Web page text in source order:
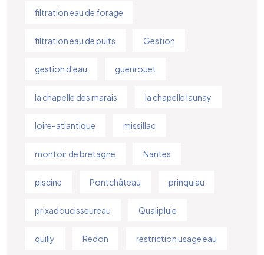
filtration eau de forage
filtration eau de puits Gestion
gestion d'eau guenrouet
la chapelle des marais la chapelle launay
loire-atlantique missillac
montoir de bretagne Nantes
piscine Pontchâteau prinquiau
prixadoucisseureau Qualipluie
quilly Redon restriction usage eau